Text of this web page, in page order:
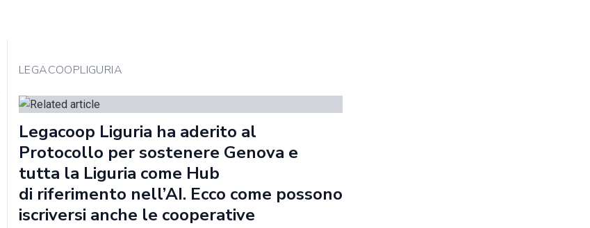
LEGACOOPLIGURIA
Legacoop Liguria ha aderito al
Protocollo per sostenere Genova e
tutta la Liguria come Hub
di riferimento nell’AI. Ecco come possono
iscriversi anche le cooperative